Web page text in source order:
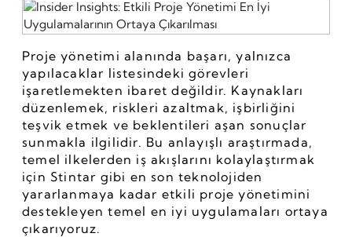
Proje yönetimi alanında başarı, yalnızca
yapılacaklar listesindeki görevleri
işaretlemekten ibaret değildir. Kaynakları
düzenlemek, riskleri azaltmak, işbirliğini
teşvik etmek ve beklentileri aşan sonuçlar
sunmakla ilgilidir. Bu anlayışlı araştırmada,
temel ilkelerden iş akışlarını kolaylaştırmak
için Stintar gibi en son teknolojiden
yararlanmaya kadar etkili proje yönetimini
destekleyen temel en iyi uygulamaları ortaya
çıkarıyoruz.